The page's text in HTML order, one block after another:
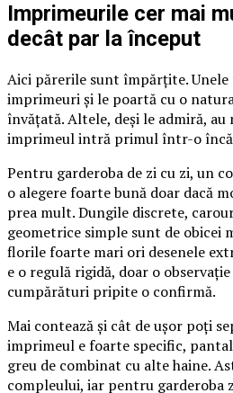
Imprimeurile cer mai
decât par la început
Aici părerile sunt împărțite. Unele
imprimeuri și le poartă cu o
învățată. Altele, deși le admiră, au
imprimeul intră primul într-o
Pentru garderoba de zi cu zi, un
o alegere foarte bună doar dacă
prea mult. Dungile discrete,
geometrice simple sunt de obicei
florile foarte mari ori desenele
e o regulă rigidă, doar o
cumpărături pripite o confirmă.
Mai contează și cât de ușor poți
imprimeul e foarte specific,
greu de combinat cu alte haine.
compleului, iar pentru garderoba